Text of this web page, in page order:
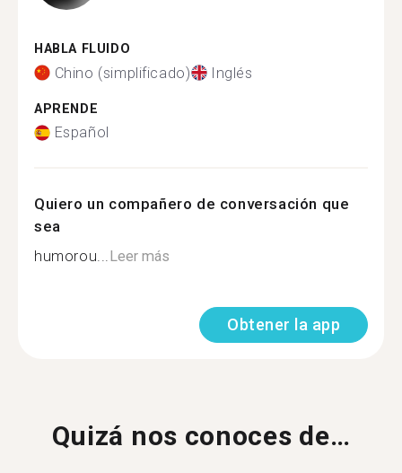
HABLA FLUIDO
Chino (simplificado) Inglés
APRENDE
Español
Quiero un compañero de conversación que
sea
humorou...Leer más
Obtener la app
Quizá nos conoces de…